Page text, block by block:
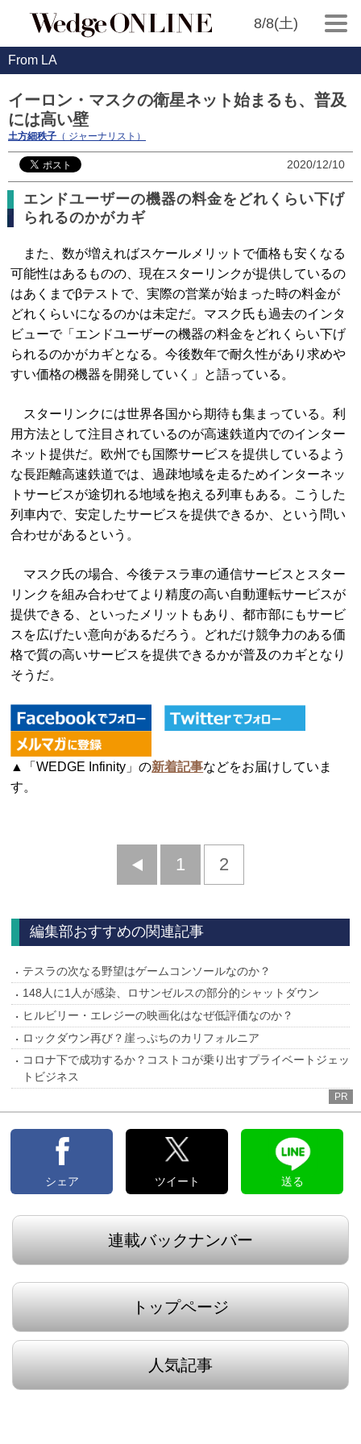
8/8(土)
From LA
イーロン・マスクの衛星ネット始まるも、普及
には高い壁
土方細秩子 （ ジャーナリスト）
2020/12/10
エンドユーザーの機器の料金をどれくらい下げ
られるのかがカギ
また、数が増えればスケールメリットで価格も安くなる
可能性はあるものの、現在スターリンクが提供しているの
はあくまでβテストで、実際の営業が始まった時の料金が
どれくらいになるのかは未定だ。マスク氏も過去のインタ
ビューで「エンドユーザーの機器の料金をどれくらい下げ
られるのかがカギとなる。今後数年で耐久性があり求めや
すい価格の機器を開発していく」と語っている。
スターリンクには世界各国から期待も集まっている。利
用方法として注目されているのが高速鉄道内でのインター
ネット提供だ。欧州でも国際サービスを提供しているよう
な長距離高速鉄道では、過疎地域を走るためインターネッ
トサービスが途切れる地域を抱える列車もある。こうした
列車内で、安定したサービスを提供できるか、という問い
合わせがあるという。
マスク氏の場合、今後テスラ車の通信サービスとスター
リンクを組み合わせてより精度の高い自動運転サービスが
提供できる、といったメリットもあり、都市部にもサービ
スを広げたい意向があるだろう。どれだけ競争力のある価
格で質の高いサービスを提供できるかが普及のカギとなり
そうだ。
▲「WEDGE Infinity」の新着記事などをお届けしていま
す。
前
1 2
編集部おすすめの関連記事
テスラの次なる野望はゲームコンソールなのか？
148人に1人が感染、ロサンゼルスの部分的シャットダウン
ヒルビリー・エレジーの映画化はなぜ低評価なのか？
ロックダウン再び？崖っぷちのカリフォルニア
コロナ下で成功するか？コストコが乗り出すプライベートジェッ
トビジネス
PR
シェア ツイート 送る
連載バックナンバー
トップページ
人気記事